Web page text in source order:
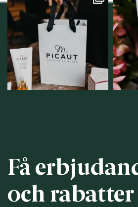
Vellnez – din
samlingsplats för
personlig handel i
12 0
Få
och